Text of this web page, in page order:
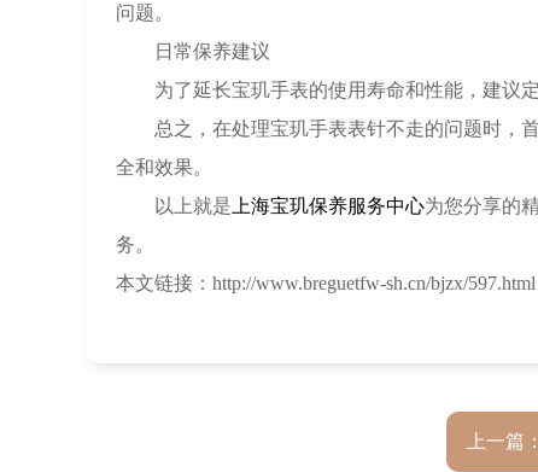
问题。
日常保养建议
为了延长宝玑手表的使用寿命和性能，建议定
总之，在处理宝玑手表表针不走的问题时，首
全和效果。
以上就是 上海宝玑保养服务中心为您分享的
务。
本文链接：http://www.breguetfw-sh.cn/bjzx/597.html
上一篇：